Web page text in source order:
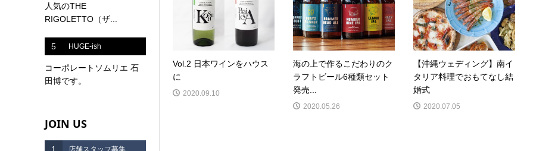
Vol.2 日本ワインをハウス
に
2020.09.10
海の上で作るこだわりのク
ラフトビール6種類セット
発売...
2020.05.26
【沖縄ウェディング】南イ
タリア料理でおもてなし結
婚式
2020.07.05
人気のTHE
RIGOLETTO（ザ...
5 HUGE-ish
コーポレートソムリエ 石
田博です。
JOIN US
店舗スタッフ募集